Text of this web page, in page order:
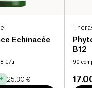
Echinacée
€/u
25.30 €
B12
90